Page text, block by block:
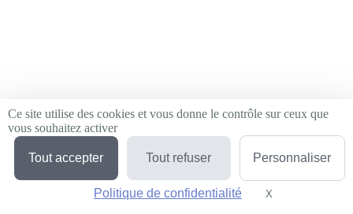
Ce site utilise des cookies et vous donne le contrôle sur ceux que
vous souhaitez activer
Tout accepter Tout refuser Personnaliser
Politique de confidentialité X